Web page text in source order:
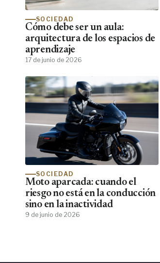
SOCIEDAD
Cómo debe ser un aula:
arquitectura de los espacios de
aprendizaje
17 de junio de 2026
SOCIEDAD
Moto aparcada: cuando el
riesgo no está en la conducción
sino en la inactividad
9 de junio de 2026